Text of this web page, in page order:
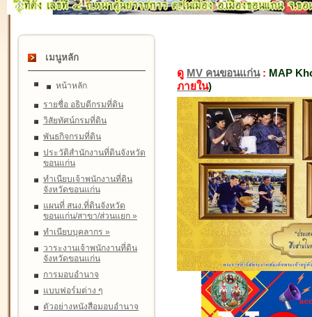
เมนูหลัก
หน้าหลัก
รายชื่อ อธิบดีกรมที่ดิน
วิสัยทัศน์กรมที่ดิน
พันธกิจกรมที่ดิน
ประวัติสำนักงานที่ดินจังหวัด
ขอนแก่น
ทำเนียบเจ้าพนักงานที่ดิน
จังหวัดขอนแก่น
แผนที่ สนง.ที่ดินจังหวัด
ขอนแก่น/สาขา/ส่วนแยก »
ทำเนียบบุคลากร »
วาระงานเจ้าพนักงานที่ดิน
จังหวัดขอนแก่น
การมอบอำนาจ
แบบฟอร์มต่าง ๆ
ตัวอย่างหนังสือมอบอำนาจ
ดู MV คนขอนแก่น: MAP
ภายใน)